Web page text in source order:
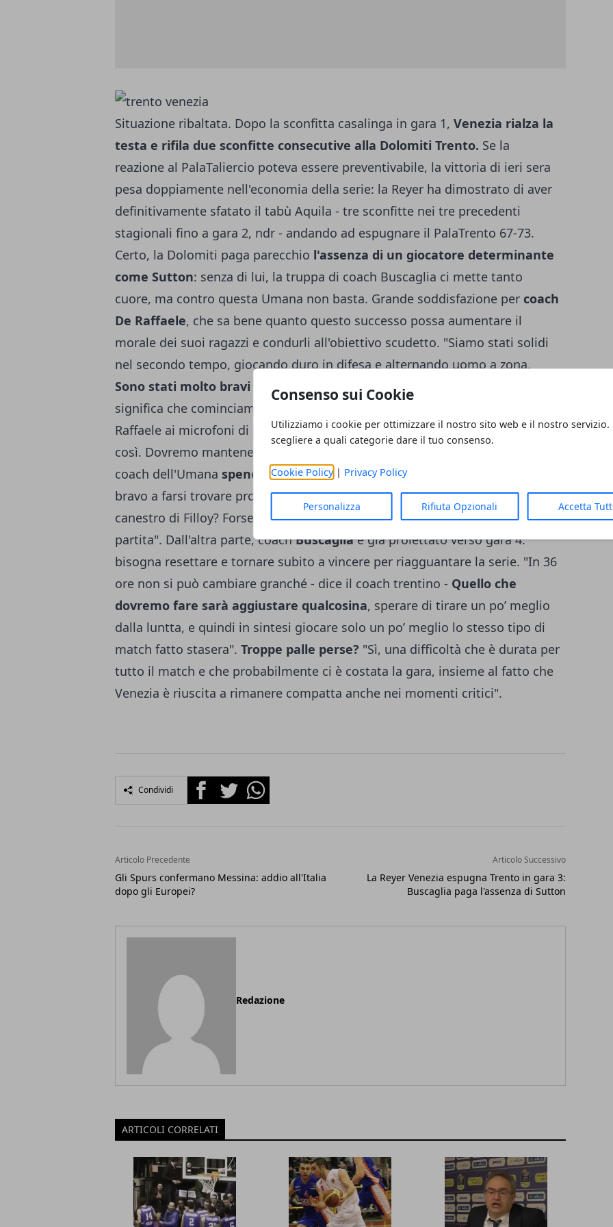
Consenso sui Cookie
Utilizziamo i cookie per ottimizzare il nostro sito web e il nostro servizio.
scegliere a quali categorie dare il tuo consenso.
Cookie Policy| Privacy Policy
Personalizza Rifiuta Opzionali Accetta
Situazione ribaltata. Dopo la sconfitta casalinga in gara 1, Venezia rialza la
testa e rifila due sconfitte consecutive alla Dolomiti Trento. Se la
reazione al PalaTaliercio poteva essere preventivabile, la vittoria di ieri sera
pesa doppiamente nell'economia della serie: la Reyer ha dimostrato di aver
definitivamente sfatato il tabù Aquila - tre sconfitte nei tre precedenti
stagionali fino a gara 2, ndr - andando ad espugnare il PalaTrento 67-73.
Certo, la Dolomiti paga parecchio l'assenza di un giocatore determinante
come Sutton: senza di lui, la truppa di coach Buscaglia ci mette tanto
cuore, ma contro questa Umana non basta. Grande soddisfazione per coach
De Raffaele, che sa bene quanto questo successo possa aumentare il
morale dei suoi ragazzi e condurli all'obiettivo scudetto. "Siamo stati solidi
nel secondo tempo, giocando duro in difesa e alternando uomo a zona.
Sono stati molto bravi i ragazzi
: la seconda vittoria consecutiva con Trento
significa che cominciamo a capire come dobbiamo giocare - afferma De
Raffaele ai microfoni di Sky Sport - Dopodomani dobbiamo farne un'altra
così. Dovremo mantenere la stessa voglia di pressare e di attaccare". Il
coach dell'Umana spende una parola anche per Ortner
bravo a farsi trovare pronto dopo essere rimasto fermo diverse partite. Il
canestro di Filloy? Forse è stata la chiave per cambiare l’inerzia della
partita". Dall'altra parte, coachBuscagliaè già proiettato verso gara 4:
bisogna resettare e tornare subito a vincere per riagguantare la serie. "In 36
ore non si può cambiare granché - dice il coach trentino - Quello che
dovremo fare sarà aggiustare qualcosina, sperare di tirare un po’ meglio
dalla luntta, e quindi in sintesi giocare solo un po’ meglio lo stesso tipo di
match fatto stasera". Troppe palle perse? "Sì, una difficoltà che è durata per
tutto il match e che probabilmente ci è costata la gara, insieme al fatto che
Venezia è riuscita a rimanere compatta anche nei momenti critici".
Condividi FacebookTwitterWhatsapp
Articolo Precedente
Gli Spurs confermano Messina: addio all'Italia
dopo gli Europei?
Articolo Successivo
La Reyer Venezia espugna Trento in gara 3:
Buscaglia paga l'assenza di Sutton
Redazione
ARTICOLI CORRELATI